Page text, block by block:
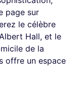
page sur
le célèbre
Hall, et le
de la
offre un espace